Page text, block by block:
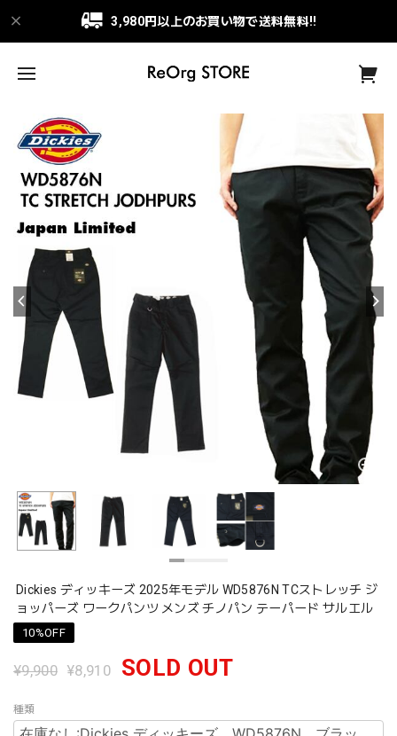
3,980円以上のお買い物で送料無料!!
Dickies ディッキーズ 2025年モデル WD5876N TCストレッチ ジ
ョッパーズ ワークパンツ メンズ チノパン テーパード サルエル
10%OFF
¥9,900 ¥8,910 SOLD OUT
種類